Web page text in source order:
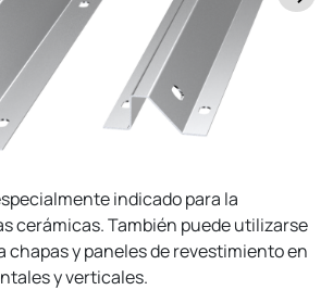
indicado para la
cerámicas. También puede utilizarse
chapas y paneles de revestimiento en
y verticales.